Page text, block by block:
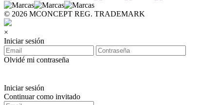
© 2026 MCONCEPT REG. TRADEMARK
×
Iniciar sesión
Olvidé mi contraseña
Iniciar sesión
Continuar como invitado